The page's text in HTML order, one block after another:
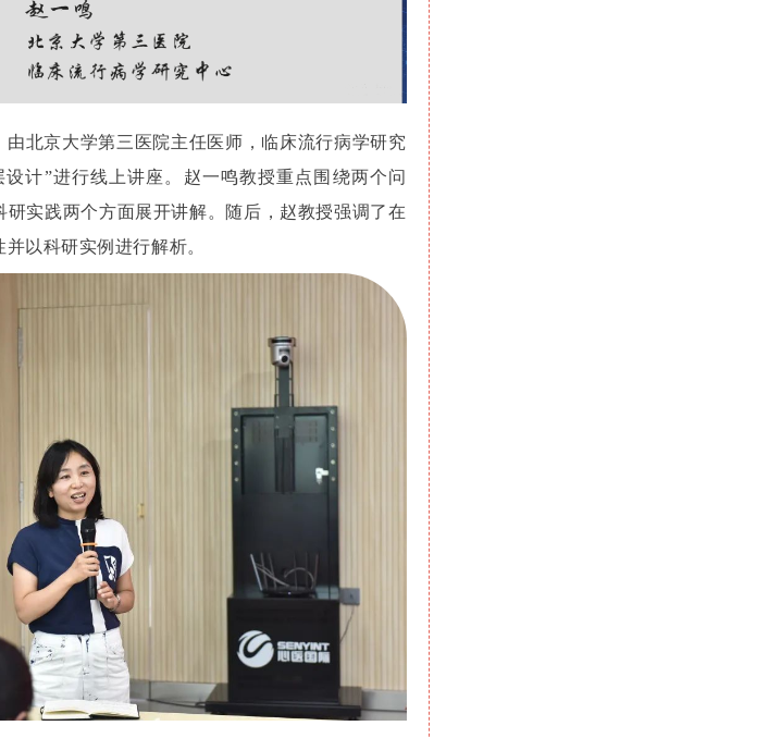
北京大学第三医院主任医师，临床流行病学研究
计”进行线上讲座。赵一鸣教授重点围绕两个问
实践两个方面展开讲解。随后，赵教授强调了在
以科研实例进行解析。